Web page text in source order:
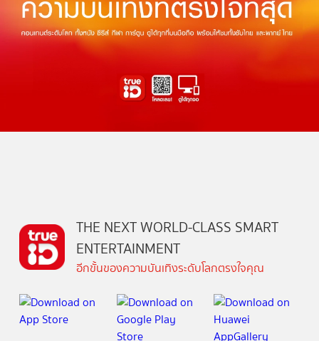
THE NEXT WORLD-CLASS SMART
ENTERTAINMENT
อีกขั้นของความบันเทิงระดับโลกตรงใจคุณ